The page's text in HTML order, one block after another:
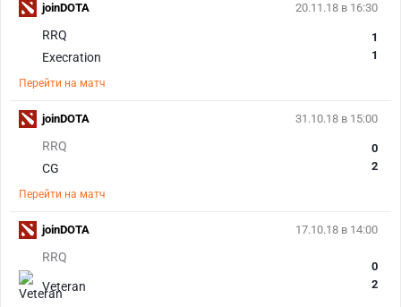
20.11.18 в 16:30
RRQ
Execration
1
1
Перейти на матч
joinDOTA
31.10.18 в 15:00
RRQ
CG
0
2
Перейти на матч
joinDOTA
17.10.18 в 14:00
RRQ
Veteran
0
2
joinDOTA